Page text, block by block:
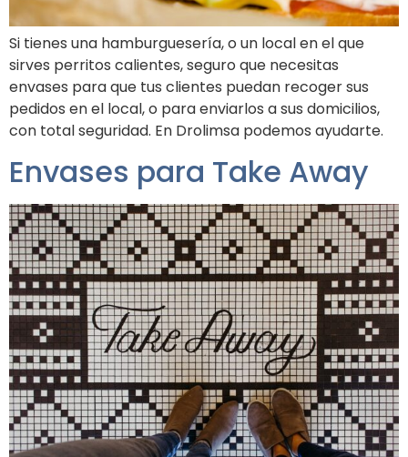
Si tienes una hamburguesería, o un local en el que
sirves perritos calientes, seguro que necesitas
envases para que tus clientes puedan recoger sus
pedidos en el local, o para enviarlos a sus domicilios,
con total seguridad. En Drolimsa podemos ayudarte.
Envases para Take Away